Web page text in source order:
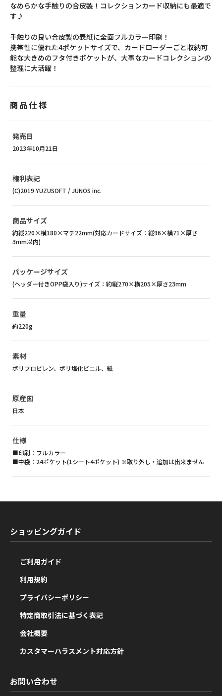
なめらかな手触りの合皮製！コレクションカード収納にも最適で
す♪
手触りの良い合皮製の表紙に全面フルカラー印刷！
携帯性に優れた4ポケットサイズで、カードローダーごと収納可
能な大きめのフタ付きポケットが、大事なカードコレクションの
整理に大活躍！
商品仕様
発売日
2023年10月21日
権利表記
(C)2019 YUZUSOFT / JUNOS inc.
商品サイズ
約縦220×横180×マチ22mm(対応カードサイズ：縦96×横71×厚さ
3mm以内)
パッケージサイズ
(ヘッダー付きOPP袋入り)サイズ：約縦270×横205×厚さ23mm
重量
約220g
素材
ポリプロピレン、ポリ塩化ビニル、紙
原産国
日本
仕様
■印刷：フルカラー
■中袋：24ポケット(1シート4ポケット) ※取り外し・追加は出来ません
ショッピングガイド
ご利用ガイド
利用規約
プライバシーポリシー
特定商取引法に基づく表記
会社概要
カスタマーハラスメント対応方針
お問い合わせ